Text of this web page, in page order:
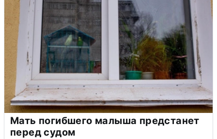
Мать погибшего малыша предстанет
перед судом